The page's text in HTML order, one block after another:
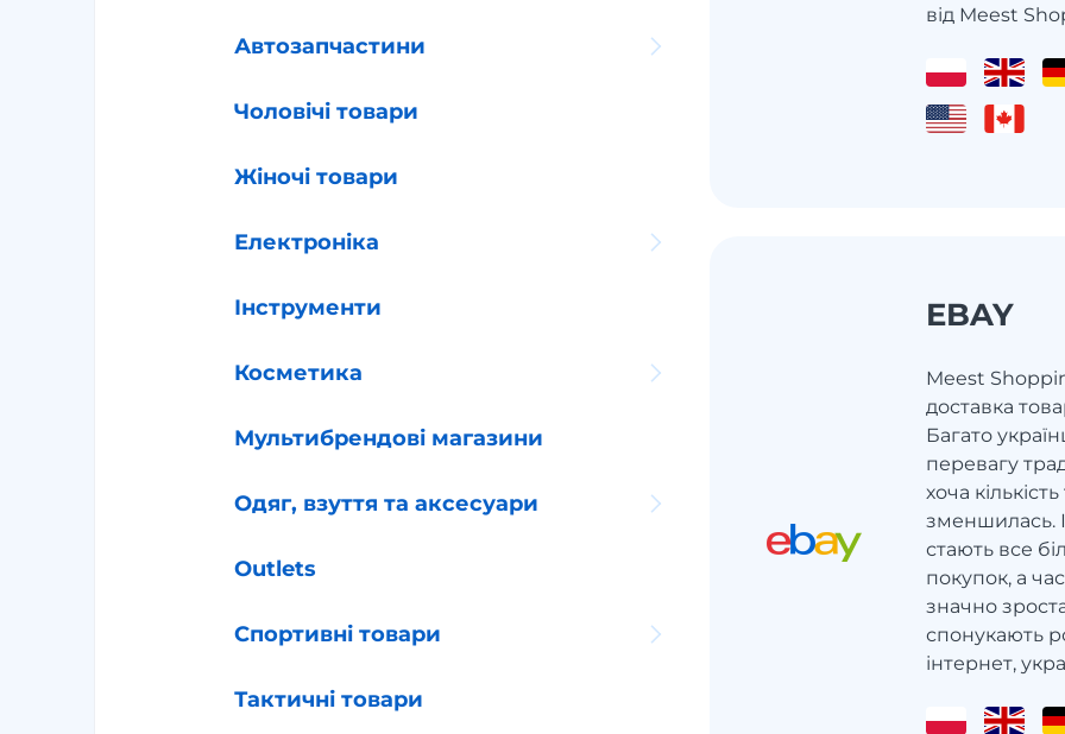
Автозапчастини
Чоловічі товари
Жіночі товари
Електроніка
Інструменти
Косметика
Мультибрендові магазини
Одяг, взуття та аксесуари
Outlets
Спортивні товари
Тактичні товари
від Meest
EBAY
Meest
доставка
Багато
перевагу
хоча
зменшилась.
стають все
покупок, а
значно
спонукають
інтернет,